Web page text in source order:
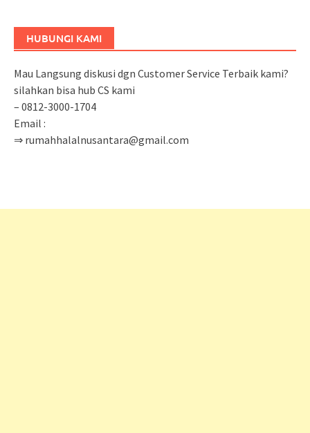
HUBUNGI KAMI
Mau Langsung diskusi dgn Customer Service Terbaik kami?
silahkan bisa hub CS kami
– 0812-3000-1704
Email :
⇒ rumahhalalnusantara@gmail.com